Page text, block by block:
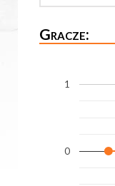
Gracze:
0
1